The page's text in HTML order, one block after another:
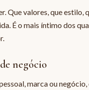
Que valores, que estilo,
É o mais íntimo dos
negócio
marca ou negócio,